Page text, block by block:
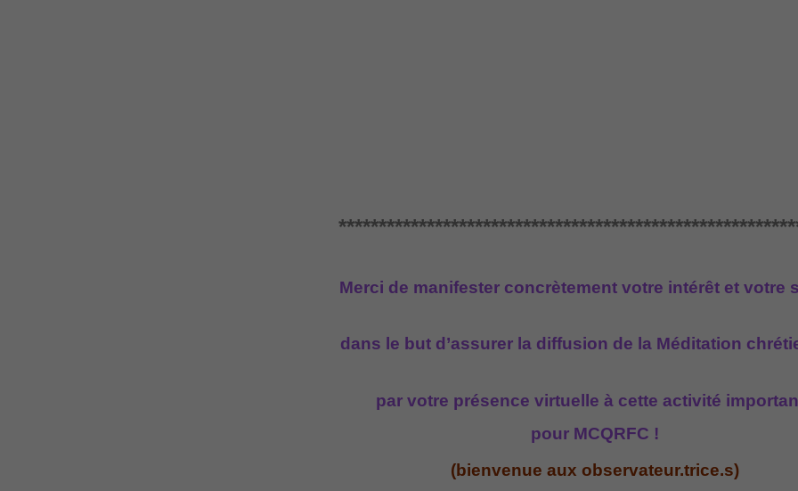
Merci de manifester concrètement votre intérêt et votre
dans le but d’assurer la diffusion de la Méditation
par votre présence virtuelle à cette activité
pour MCQRFC !
(bienvenue aux observateur.trice.s)